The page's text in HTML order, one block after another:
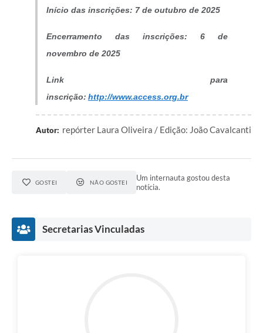
Início das inscrições: 7 de outubro de 2025
Encerramento das inscrições: 6 de
novembro de 2025
Link para
inscrição: http://www.access.org.br
Autor: repórter Laura Oliveira / Edição: João Cavalcanti
GOSTEI NÃO GOSTEI
Um internauta gostou desta
notícia.
Secretarias Vinculadas